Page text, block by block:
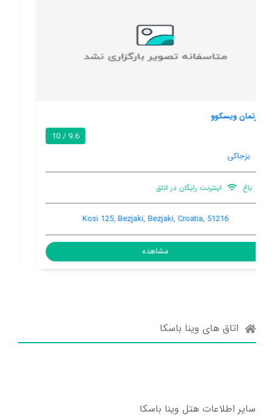
هالیدی هوم زبیسینا کر
هنوز اطلاعات کاملی توسط کاربران اعلام نشده است
-, Zbicina, Zbicina, Croatia, 51557
اتاق های وینا باسکا
سایر اطلاعات هتل وینا باسکا